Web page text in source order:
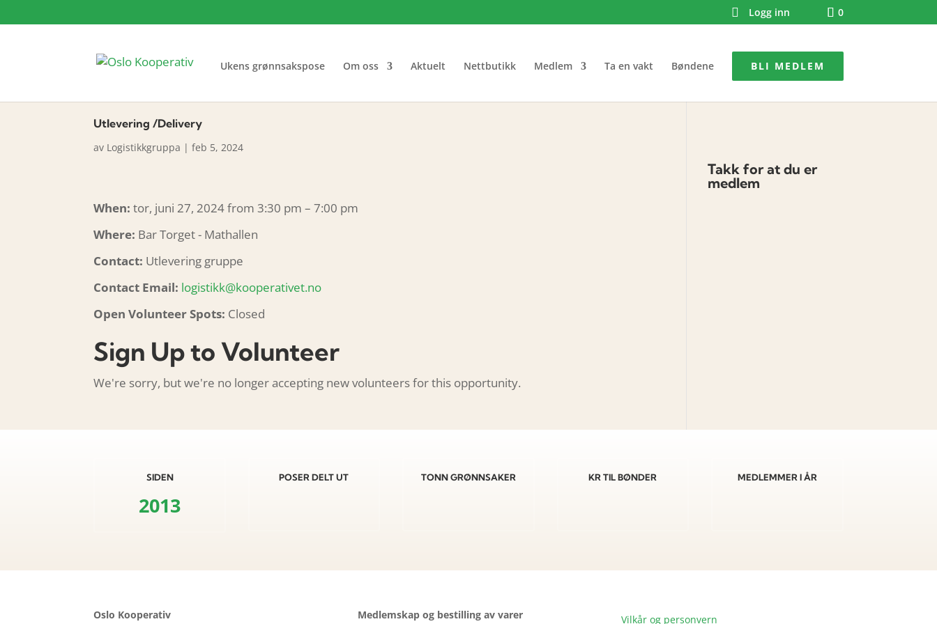
Logg inn 0
Ukens grønnsakspose Om oss Aktuelt Nettbutikk Medlem Ta en vakt Bøndene BLI MEDLEM
Utlevering /Delivery
av Logistikkgruppa |feb 5, 2024
When: tor, juni 27, 2024 from 3:30 pm – 7:00 pm
Where: Bar Torget - Mathallen
Contact: Utlevering gruppe
Contact Email: logistikk@kooperativet.no
Open Volunteer Spots: Closed
Sign Up to Volunteer
We're sorry, but we're no longer accepting new volunteers for this opportunity.
Takk for at du er
medlem
SIDEN
2013
POSER DELT UT TONN GRØNNSAKER KR TIL BØNDER MEDLEMMER I ÅR
Oslo Kooperativ Medlemskap og bestilling av varer Vilkår og personvern